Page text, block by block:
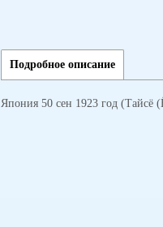
Подробное описание
Япония 50 сен 1923 год (Тайсё